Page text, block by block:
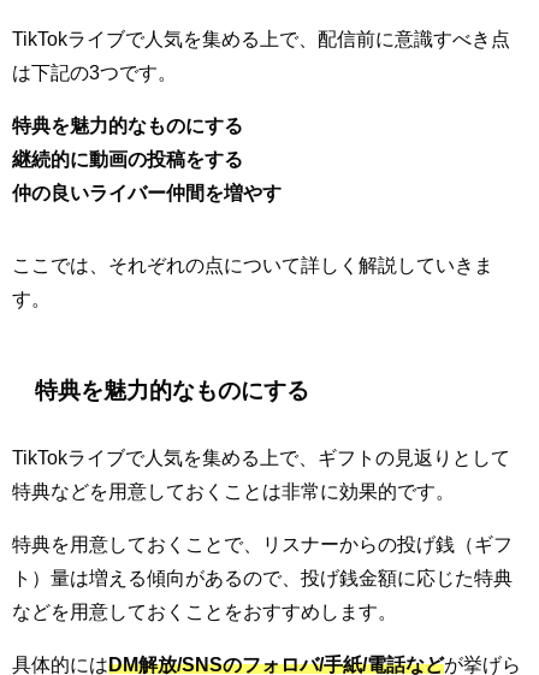
TikTokライブで人気を集める上で、配信前に意識すべき点
は下記の3つです。
特典を魅力的なものにする
継続的に動画の投稿をする
仲の良いライバー仲間を増やす
ここでは、それぞれの点について詳しく解説していきま
す。
特典を魅力的なものにする
TikTokライブで人気を集める上で、ギフトの見返りとして
特典などを用意しておくことは非常に効果的です。
特典を用意しておくことで、リスナーからの投げ銭（ギフ
ト）量は増える傾向があるので、投げ銭金額に応じた特典
などを用意しておくことをおすすめします。
具体的にはDM解放/SNSのフォロバ/手紙/電話などが挙げら